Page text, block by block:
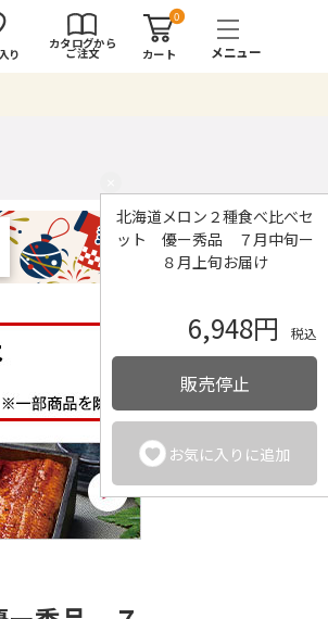
り
カタログから
ご注文
0
カート
北海道メロン２種食べ比べセ
ット 優ー秀品 ７月中旬ー
８月上旬お届け
6,948円 税込
販売停止
お気に入りに追加